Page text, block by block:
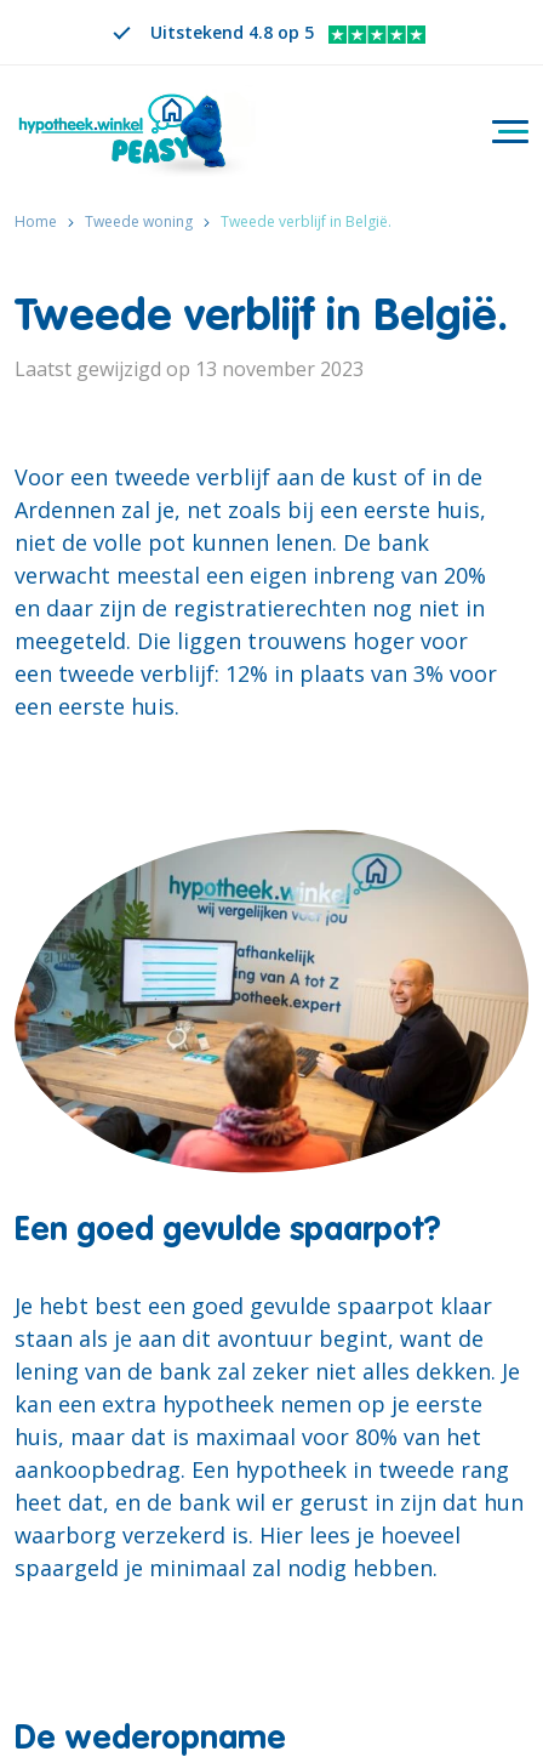
Uitstekend 4.8 op 5
Zoeken
VERANDER TAAL. GESELECTEERDE TAAL IS
NL
Home Tweede woning Tweede verblijf in België.
Tweede verblijf in België.
Laatst gewijzigd op 13 november 2023
Voor een tweede verblijf aan de kust of in de
Ardennen zal je, net zoals bij een eerste huis,
niet de volle pot kunnen lenen. De bank
verwacht meestal een eigen inbreng van 20%
en daar zijn de registratierechten nog niet in
meegeteld. Die liggen trouwens hoger voor
een tweede verblijf: 12% in plaats van 3% voor
een eerste huis.
Een goed gevulde spaarpot?
Je hebt best een goed gevulde spaarpot klaar
staan als je aan dit avontuur begint, want de
lening van de bank zal zeker niet alles dekken. Je
kan een extra hypotheek nemen op je eerste
huis, maar dat is maximaal voor 80% van het
aankoopbedrag. Een hypotheek in tweede rang
heet dat, en de bank wil er gerust in zijn dat hun
waarborg verzekerd is. Hier lees je hoeveel
spaargeld je minimaal zal nodig hebben.
De wederopname